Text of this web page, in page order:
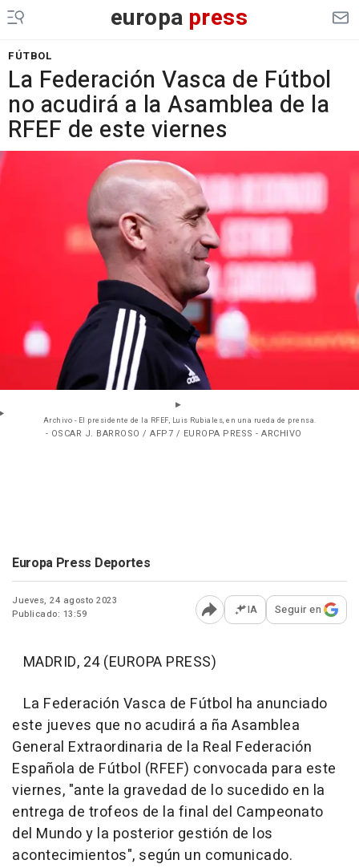
europa press
FÚTBOL
La Federación Vasca de Fútbol
no acudirá a la Asamblea de la
RFEF de este viernes
Archivo - El presidente de la RFEF, Luis Rubiales, en una rueda de prensa.
- OSCAR J. BARROSO / AFP7 / EUROPA PRESS - ARCHIVO
Europa Press Deportes
Jueves, 24 agosto 2023
Publicado: 13:59
Abrir opciones para
IA Seguir en
MADRID, 24 (EUROPA PRESS)
La Federación Vasca de Fútbol ha anunciado
este jueves que no acudirá a ña Asamblea
General Extraordinaria de la Real Federación
Española de Fútbol (RFEF) convocada para este
viernes, "ante la gravedad de lo sucedido en la
entrega de trofeos de la final del Campeonato
del Mundo y la posterior gestión de los
acontecimientos", según un comunicado.